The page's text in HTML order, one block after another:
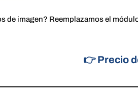
de imagen? Reemplazamos el
👉 Precio